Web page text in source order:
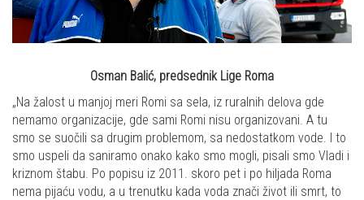
Osman Balić, predsednik Lige Roma
„Na žalost u manjoj meri Romi sa sela, iz ruralnih delova gde
nemamo organizacije, gde sami Romi nisu organizovani. A tu
smo se suočili sa drugim problemom, sa nedostatkom vode. I to
smo uspeli da saniramo onako kako smo mogli, pisali smo Vladi i
kriznom štabu. Po popisu iz 2011. skoro pet i po hiljada Roma
nema pijaću vodu, a u trenutku kada voda znači život ili smrt, to